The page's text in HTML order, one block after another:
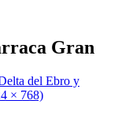
Gran
del Ebro y
× 768)